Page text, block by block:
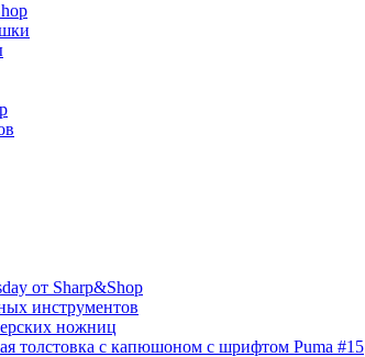
от Sharp&Shop
инструментов
ножниц
толстовка с капюшоном с шрифтом Puma #15